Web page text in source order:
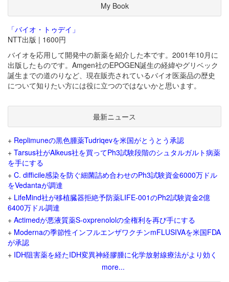
My Book
「バイオ・トゥデイ」
NTT出版 | 1600円
バイオを応用して開発中の新薬を紹介した本です。2001年10月に
出版したものです。Amgen社のEPOGEN誕生の経緯やグリベック
誕生までの道のりなど、現在販売されているバイオ医薬品の歴史
について知りたい方には役に立つのではないかと思います。
最新ニュース
+ Replimuneの黒色腫薬Tudriqevを米国がとうとう承認
+ Tarsus社がAlkeus社を買ってPh3試験段階のシュタルガルト病薬
を手にする
+ C. difficile感染を防ぐ細菌詰め合わせのPh3試験資金6000万ドル
をVedantaが調達
+ LifeMind社が移植臓器拒絶予防薬LIFE-001のPh2試験資金2億
6400万ドル調達
+ Actimedが悪液質薬S-oxprenololの全権利を再び手にする
+ Modernaの季節性インフルエンザワクチンmFLUSIVAを米国FDA
が承認
+ IDH阻害薬を経たIDH変異神経膠腫に化学放射線療法がより効く
more...